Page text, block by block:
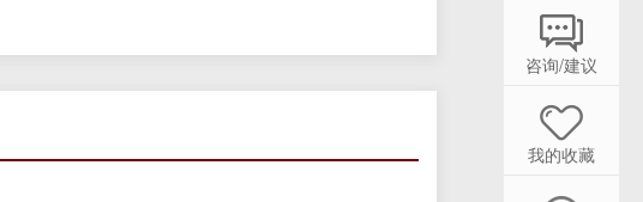
咨询/建议
我的收藏